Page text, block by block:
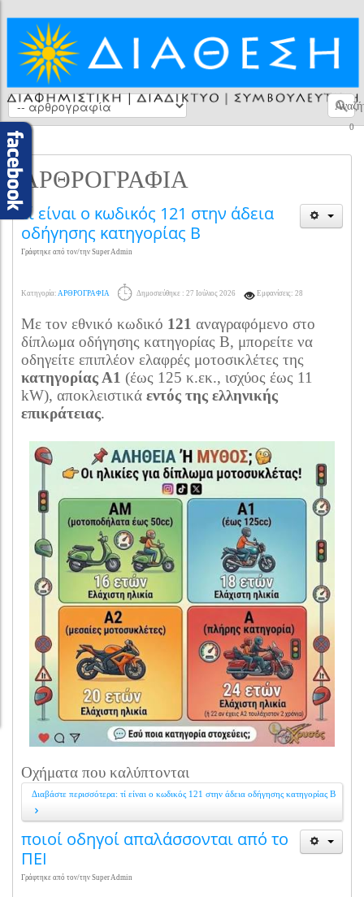
0
ΑΡΘΡΟΓΡΑΦΙΑ
τί είναι ο κωδικός 121 στην άδεια
οδήγησης κατηγορίας Β
Γράφτηκε από τον/την Super Admin
Με τον εθνικό κωδικό 121 αναγραφόμενο στο
δίπλωμα οδήγησης κατηγορίας Β, μπορείτε να
οδηγείτε επιπλέον ελαφρές μοτοσικλέτες της
κατηγορίας Α1 (έως 125 κ.εκ., ισχύος έως 11
kW), αποκλειστικά εντός της ελληνικής
επικράτειας.
Οχήματα που καλύπτονται
Κατηγορία: ΑΡΘΡΟΓΡΑΦΙΑ Δημοσιεύθηκε : 27 Ιούλιος 2026 Εμφανίσεις: 28
Διαβάστε περισσότερα: τί είναι ο κωδικός 121 στην άδεια οδήγησης κατηγορίας Β
ποιοί οδηγοί απαλάσσονται από το
ΠΕΙ
Γράφτηκε από τον/την Super Admin